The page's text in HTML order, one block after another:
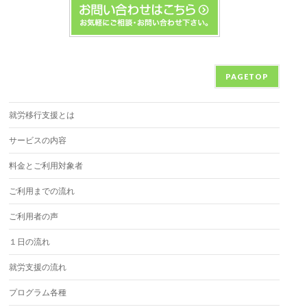
PAGETOP
就労移行支援とは
サービスの内容
料金とご利用対象者
ご利用までの流れ
ご利用者の声
１日の流れ
就労支援の流れ
プログラム各種